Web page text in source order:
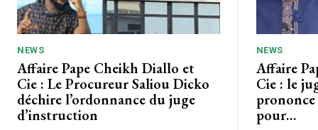
NEWS
Affaire Pape Cheikh Diallo et
Cie : Le Procureur Saliou Dicko
déchire l’ordonnance du juge
d’instruction
NEWS
Affaire
Cie : le
pour…